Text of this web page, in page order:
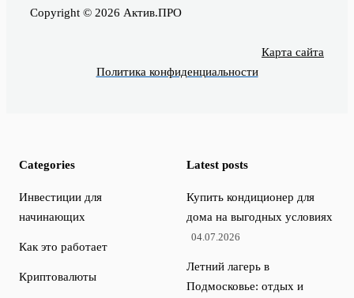
Copyright © 2026 Актив.ПРО
Карта сайта
Политика конфиденциальности
Categories
Инвестиции для
начинающих
Как это работает
Криптовалюты
Latest posts
Купить кондиционер для
дома на выгодных условиях
04.07.2026
Летний лагерь в
Подмосковье: отдых и